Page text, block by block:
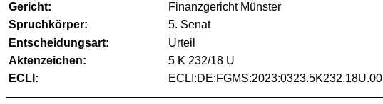
Gericht:
Finanzgericht Münster
Spruchkörper:
5. Senat
Entscheidungsart:
Urteil
Aktenzeichen:
5 K 232/18 U
ECLI:
ECLI:DE:FGMS:2023:0323.5K232.18U.00